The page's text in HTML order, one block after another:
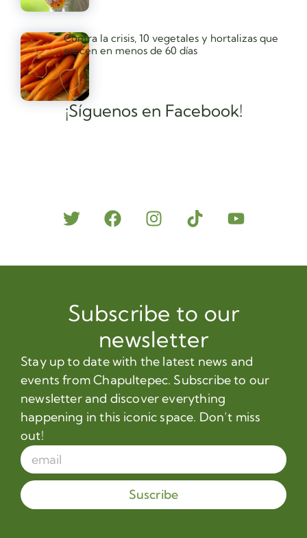
¡Síguenos en Facebook!
Contra la crisis, 10 vegetales y hortalizas que
crecen en menos de 60 días
Subscribe to our
newsletter
Stay up to date with the latest news and
events from Chapultepec. Subscribe to our
newsletter and discover everything
happening in this iconic space. Don’t miss
out!
Suscribe